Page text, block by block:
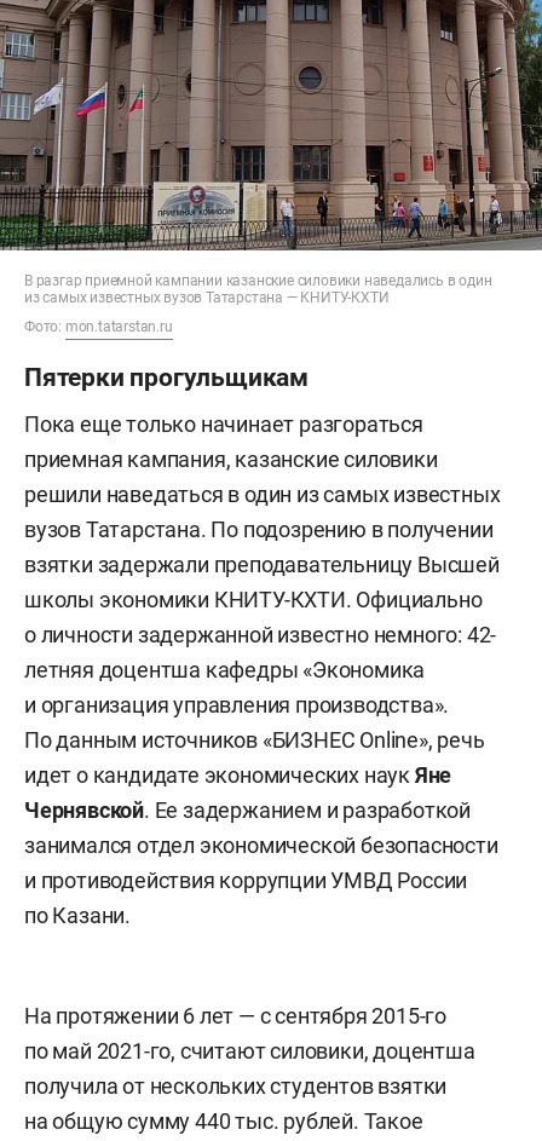
В разгар приемной кампании казанские силовики наведались в один
из самых известных вузов Татарстана — КНИТУ-КХТИ
Фото: mon.tatarstan.ru
Пятерки прогульщикам
Пока еще только начинает разгораться
приемная кампания, казанские силовики
решили наведаться в один из самых известных
вузов Татарстана. По подозрению в получении
взятки задержали преподавательницу Высшей
школы экономики КНИТУ-КХТИ. Официально
о личности задержанной известно немного: 42-
летняя доцентша кафедры «Экономика
и организация управления производства».
По данным источников «БИЗНЕС Online», речь
идет о кандидате экономических наук Яне
Чернявской. Ее задержанием и разработкой
занимался отдел экономической безопасности
и противодействия коррупции УМВД России
по Казани.
На протяжении 6 лет — с сентября 2015-го
по май 2021-го, считают силовики, доцентша
получила от нескольких студентов взятки
на общую сумму 440 тыс. рублей. Такое